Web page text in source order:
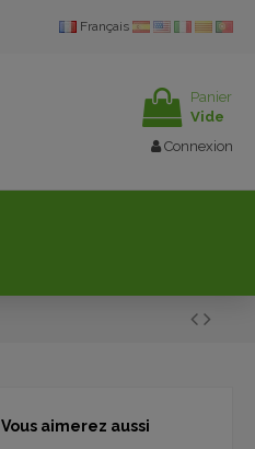
Français
Panier
Vide
Connexion
Vous aimerez aussi